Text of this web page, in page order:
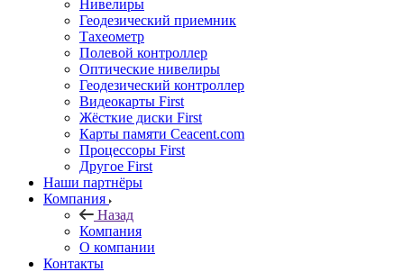
Нивелиры
Геодезический приемник
Тахеометр
Полевой контроллер
Оптические нивелиры
Геодезический контроллер
Видеокарты First
Жёсткие диски First
Карты памяти Ceacent.com
Процессоры First
Другое First
Наши партнёры
Компания
Назад
Компания
О компании
Контакты